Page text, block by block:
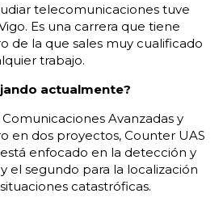
telecomunicaciones tuve
Es una carrera que tiene
de la que sales muy cualificado
trabajo.
actualmente?
Avanzadas y
en dos proyectos, Counter UAS
enfocado en la detección y
el segundo para la localización
catastróficas.